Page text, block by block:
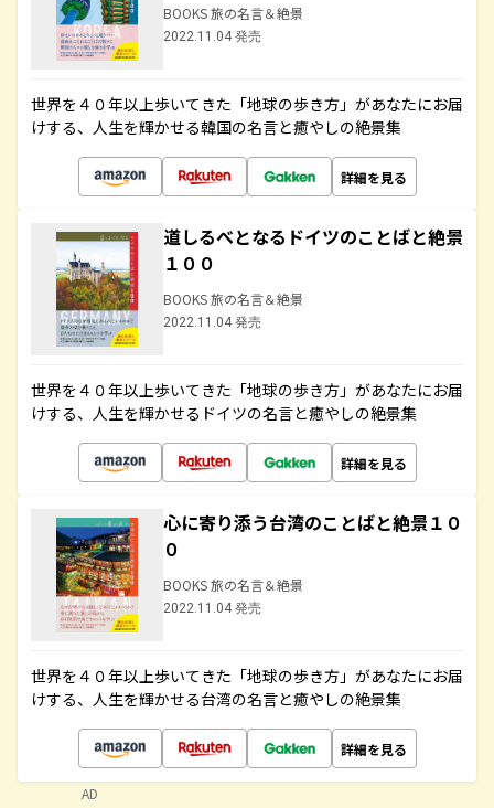
BOOKS 旅の名言＆絶景
2022.11.04 発売
世界を４０年以上歩いてきた「地球の歩き方」があなたにお届
けする、人生を輝かせる韓国の名言と癒やしの絶景集
詳細を見る
道しるべとなるドイツのことばと絶景
１００
BOOKS 旅の名言＆絶景
2022.11.04 発売
世界を４０年以上歩いてきた「地球の歩き方」があなたにお届
けする、人生を輝かせるドイツの名言と癒やしの絶景集
詳細を見る
心に寄り添う台湾のことばと絶景１０
０
BOOKS 旅の名言＆絶景
2022.11.04 発売
世界を４０年以上歩いてきた「地球の歩き方」があなたにお届
けする、人生を輝かせる台湾の名言と癒やしの絶景集
詳細を見る
AD